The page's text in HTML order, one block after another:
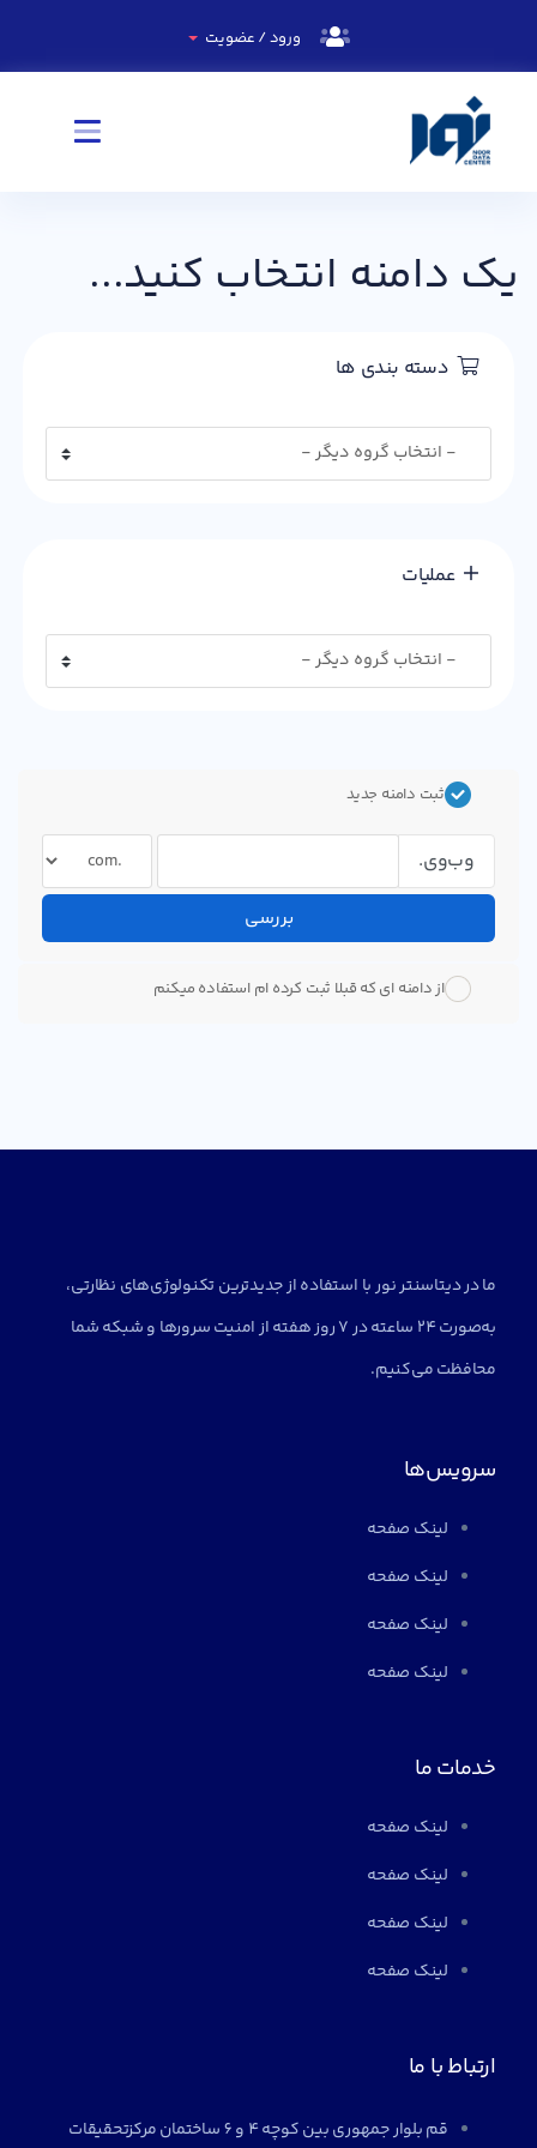
ورود / عضویت
یک دامنه انتخاب کنید...
دسته بندی ها
عملیات
ثبت دامنه جدید
وب‌وی.
بررسی
از دامنه ای که قبلا ثبت کرده ام استفاده میکنم
ما در دیتاسنتر نور با استفاده از جدیدترین تکنولوژی‌های نظارتی،
به‌صورت 24 ساعته در 7 روز هفته از امنیت سرورها و شبکه شما
محافظت می‌کنیم.
سرویس‌ها
لینک صفحه
لینک صفحه
لینک صفحه
لینک صفحه
خدمات ما
لینک صفحه
لینک صفحه
لینک صفحه
لینک صفحه
ارتباط با ما
قم بلوار جمهوری بین کوچه 4 و 6 ساختمان مرکزتحقیقات